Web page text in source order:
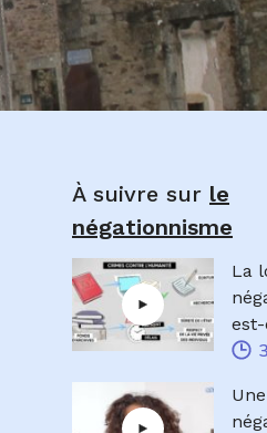
À suivre sur le
négationnisme
La